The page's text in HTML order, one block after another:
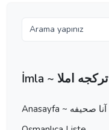
İmla ~ تركجه املا
Anasayfa ~ آنا صحيفه